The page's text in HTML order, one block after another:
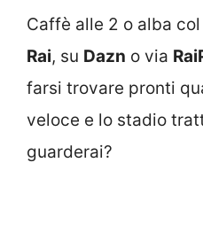
Caffè alle 2 o alba
Rai, su Dazn o via
farsi trovare pronti
veloce e lo stadio
guarderai?